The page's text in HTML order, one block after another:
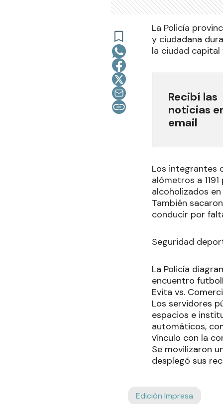
La Policía
y ciudadana
la ciudad
Recibí las
noticias
email
Los integrantes
alómetros a
alcoholizados
También
conducir por
Seguridad
La Policía
encuentro
Evita vs.
Los servidores
espacios e
automáticos,
vínculo con la
Se movilizaron
desplegó sus
Edición Impresa